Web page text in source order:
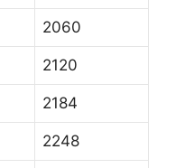
2060
2120
2184
2248